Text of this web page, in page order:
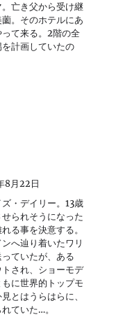
亡き父から受け継
。そのホテルにあ
て来る。2階の全
計画していたの
8月22日
・デイリー。13歳
られそうになった
る事を決意する。
へ辿り着いたワリ
ていたが、ある
され、ショーモデ
に世界的トップモ
とはうらはらに、
ていた…。